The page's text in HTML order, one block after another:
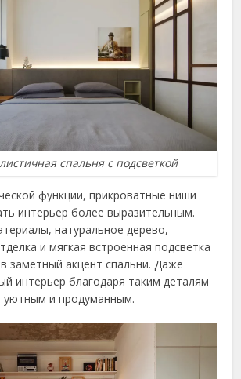
спальня с подсветкой
функции, прикроватные ниши
интерьер более выразительным.
натуральное дерево,
и мягкая встроенная подсветка
заметный акцент спальни. Даже
интерьер благодаря таким деталям
уютным и продуманным.